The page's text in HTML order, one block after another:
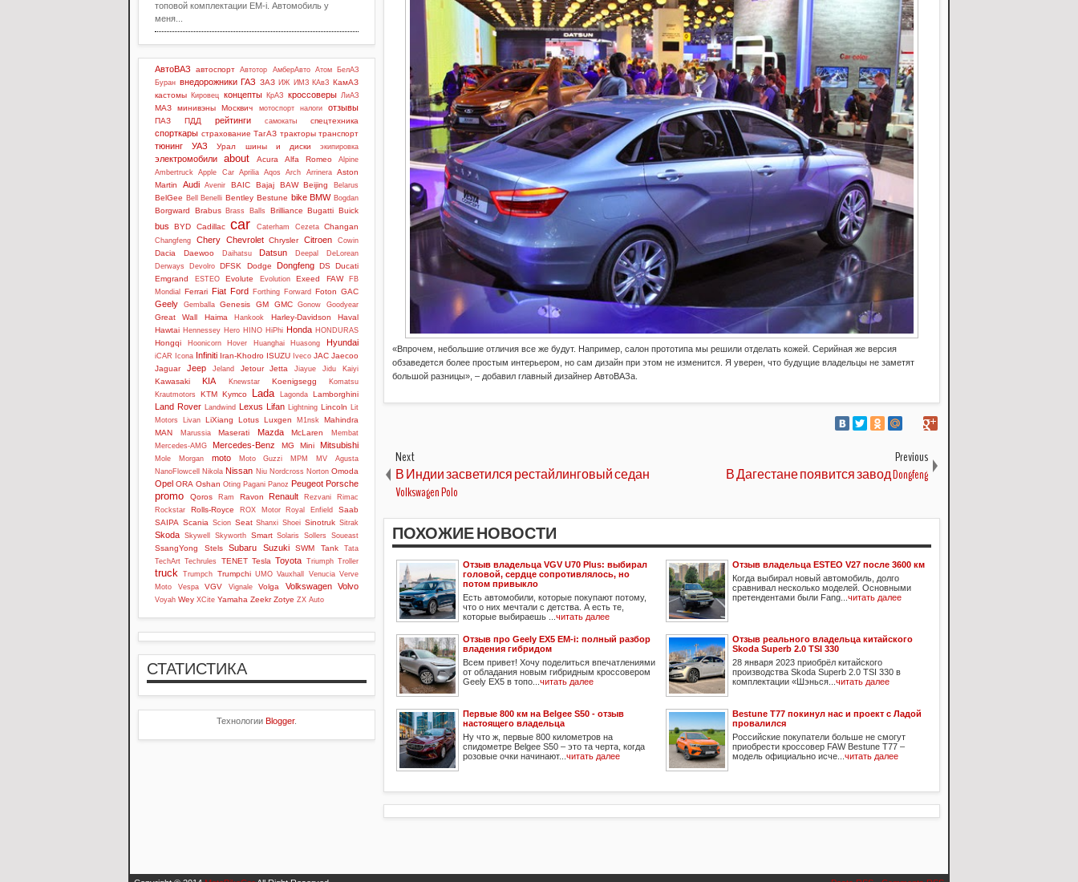
«Впрочем, небольшие отличия все же будут. Например, салон прототипа мы решили отделать кожей. Серийная же версия
обзаведется более простым интерьером, но сам дизайн при этом не изменится. Я уверен, что будущие владельцы не заметят
большой разницы», – добавил главный дизайнер АвтоВАЗа.
Next
В Индии засветился рестайлинговый седан
Volkswagen Polo
Previous
В Дагестане появится завод Dongfeng
ПОХОЖИЕ НОВОСТИ
Отзыв владельца VGV U70 Plus: выбирал
головой, сердце сопротивлялось, но
потом привыкло
Есть автомобили, которые покупают потому,
что о них мечтали с детства. А есть те,
которые выбираешь ... читать далее
Отзыв владельца ESTEO V27 после 3600 км
Когда выбирал новый автомобиль, долго
сравнивал несколько моделей. Основными
претендентами были Fang... читать далее
Отзыв про Geely EX5 EM-i: полный разбор
владения гибридом
Всем привет! Хочу поделиться впечатлениями
от обладания новым гибридным кроссовером
Geely EX5 в топо... читать далее
Отзыв реального владельца китайского
Skoda Superb 2.0 TSI 330
28 января 2023 приобрёл китайского
производства Skoda Superb 2.0 TSI 330 в
комплектации «Шэнься... читать далее
Первые 800 км на Belgee S50 - отзыв
настоящего владельца
Ну что ж, первые 800 километров на
спидометре Belgee S50 – это та черта, когда
розовые очки начинают... читать далее
Bestune T77 покинул нас и проект с Ладой
провалился
Российские покупатели больше не смогут
приобрести кроссовер FAW Bestune T77 –
модель официально исче... читать далее
топовой комплектации EM-i. Автомобиль у
меня...
АвтоВАЗ автоспорт Автотор АмберАвто Атом
БелАЗ
Буран внедорожники ГАЗ ЗАЗ ИЖ ИМЗ КАвЗ КамАЗ
кастомы Кировец концепты КрАЗ кроссоверы ЛиАЗ
МАЗ минивэны Москвич мотоспорт налоги отзывы
ПАЗ ПДД рейтинги самокаты спецтехника
спорткары страхование ТагАЗ тракторы транспорт
тюнинг УАЗ Урал шины и диски экипировка
электромобили about Acura Alfa Romeo
Alpine
Ambertruck
Apple Car Aprilia Aqos Arch Arrinera
Aston
Martin
Audi Avenir BAIC Bajaj BAW Beijing Belarus
BelGee Bell Benelli Bentley Bestune bike BMW Bogdan
Borgward Brabus Brass Balls Brilliance Bugatti Buick
bus BYD Cadillac car Caterham Cezeta Changan
Changfeng Chery Chevrolet Chrysler Citroen Cowin
Dacia Daewoo Daihatsu Datsun Deepal
DeLorean
Derways
Devolro DFSK Dodge Dongfeng DS Ducati
Emgrand
ESTEO Evolute Evolution Exeed FAW
FB
Mondial
Ferrari Fiat Ford Forthing Forward Foton GAC
Geely Gemballa Genesis GM GMC Gonow Goodyear
Great Wall Haima Hankook Harley-Davidson
Haval
Hawtai Hennessey Hero HINO HiPhi Honda HONDURAS
Hongqi Hoonicorn Hover Huanghai Huasong Hyundai
iCAR Icona Infiniti Iran-Khodro ISUZU Iveco JAC Jaecoo
Jaguar
Jeep Jeland Jetour Jetta Jiayue Jidu Kaiyi
Kawasaki KIA Knewstar Koenigsegg
Komatsu
Krautmotors KTM Kymco Lada Lagonda Lamborghini
Land Rover Landwind Lexus Lifan Lightning Lincoln Lit
Motors
Livan LiXiang Lotus Luxgen M1nsk Mahindra
MAN
Marussia Maserati Mazda McLaren
Membat
Mercedes-AMG
Mercedes-Benz MG Mini Mitsubishi
Mole Morgan moto Moto Guzzi MPM
MV Agusta
NanoFlowcell
Nikola Nissan Niu Nordcross Norton Omoda
Opel ORA Oshan Oting Pagani Panoz Peugeot Porsche
promo Qoros Ram Ravon Renault Rezvani
Rimac
Rockstar
Rolls-Royce ROX Motor Royal Enfield
Saab
SAIPA Scania Scion Seat Shanxi Shoei Sinotruk Sitrak
Skoda Skywell Skyworth Smart Solaris Sollers Soueast
SsangYong Stels Subaru Suzuki SWM Tank
Tata
TechArt Techrules TENET Tesla Toyota Triumph Troller
truck Trumpch Trumpchi UMO Vauxhall Venucia Verve
Moto
Vespa VGV Vignale Volga Volkswagen Volvo
Voyah Wey XCite Yamaha Zeekr Zotye ZX Auto
СТАТИСТИКА
Технологии Blogger.